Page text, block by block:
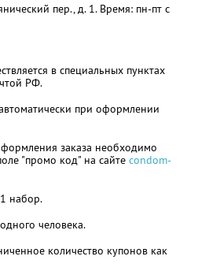
пер., д. 1. Время: пн-пт с
в специальных пунктах
РФ.
при оформлении
заказа необходимо
"промо код" на сайте condom-
набор.
человека.
количество купонов как